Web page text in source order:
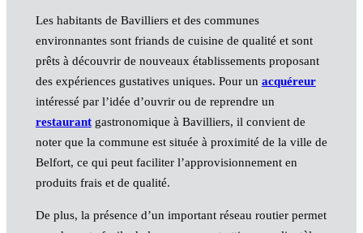
Les habitants de Bavilliers et des communes
environnantes sont friands de cuisine de qualité et sont
prêts à découvrir de nouveaux établissements proposant
des expériences gustatives uniques. Pour un acquéreur
intéressé par l’idée d’ouvrir ou de reprendre un
restaurantgastronomique à Bavilliers, il convient de
noter que la commune est située à proximité de la ville de
Belfort, ce qui peut faciliter l’approvisionnement en
produits frais et de qualité.
De plus, la présence d’un important réseau routier permet